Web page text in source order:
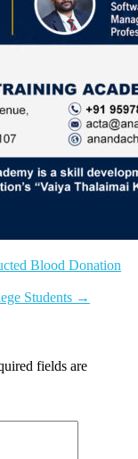
Blood Donation
Students →
fields are